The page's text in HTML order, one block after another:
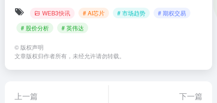
WEB3快讯 # AI芯片 # 市场趋势
# 期权交易
# 股价分析
# 英伟达
© 版权声明
文章版权归作者所有，未经允许请勿转载。
上一篇 下一篇